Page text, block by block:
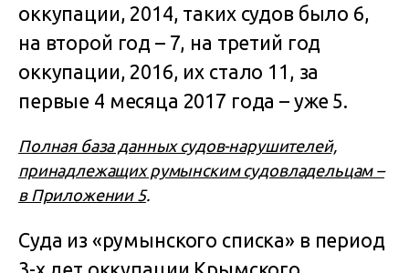
оккупации, 2014, таких судов было 6,
на второй год – 7, на третий год
оккупации, 2016, их стало 11, за
первые 4 месяца 2017 года – уже 5.
Полная база данных судов-нарушителей,
принадлежащих румынским судовладельцам –
в Приложении 5.
Суда из «румынского списка» в период